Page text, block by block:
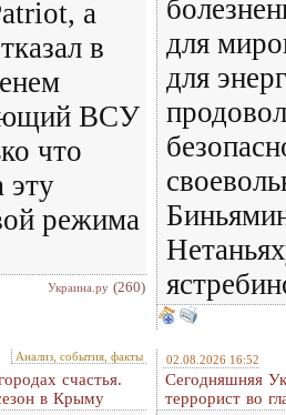
а
в
ВСУ
что
эту
режима
Украина.ру (260)
для
для
Анализ, события, факты
счастья.
в Крыму
02.08.2026 16:52
Сегодняшняя
террорист во